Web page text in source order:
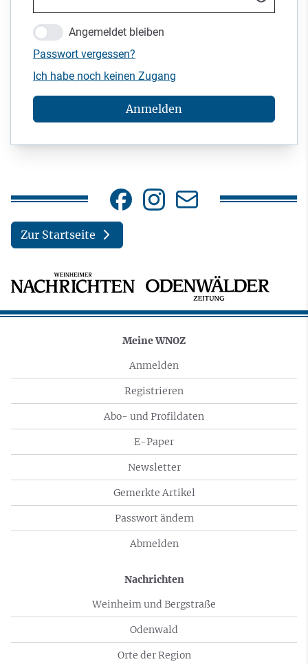
Angemeldet bleiben
Passwort vergessen?
Ich habe noch keinen Zugang
Anmelden
Zur Startseite
Meine WNOZ
Anmelden
Registrieren
Abo- und Profildaten
E-Paper
Newsletter
Gemerkte Artikel
Passwort ändern
Abmelden
Nachrichten
Weinheim und Bergstraße
Odenwald
Orte der Region